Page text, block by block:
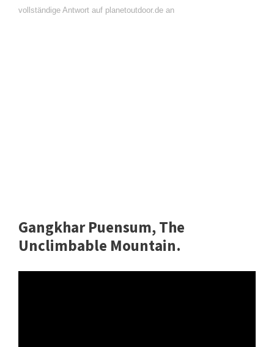
vollständige Antwort auf planetoutdoor.de an
Gangkhar Puensum, The
Unclimbable Mountain.